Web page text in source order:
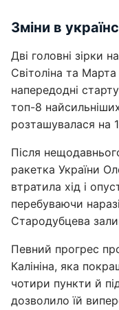
Зміни в
Дві головні зірки
Світоліна та
напередодні
топ-8
розташувалася на
Після
ракетка України
втратила хід і
перебуваючи
Стародубцева
Певний прогрес
Калініна, яка
чотири пункти й
дозволило їй